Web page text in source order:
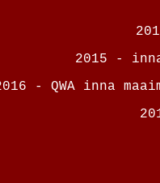
2015 -
- QWA inna